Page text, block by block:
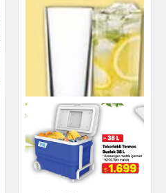
Metal Çerezlik ve
Sunumluk Tepsi
Mutfak Ürünleri